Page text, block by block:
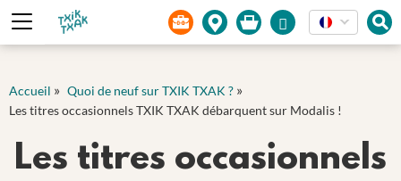
Panneau de gestion des cookies
Accueil » Quoi de neuf sur TXIK TXAK ? »
Les titres occasionnels TXIK TXAK débarquent sur Modalis !
Les titres occasionnels